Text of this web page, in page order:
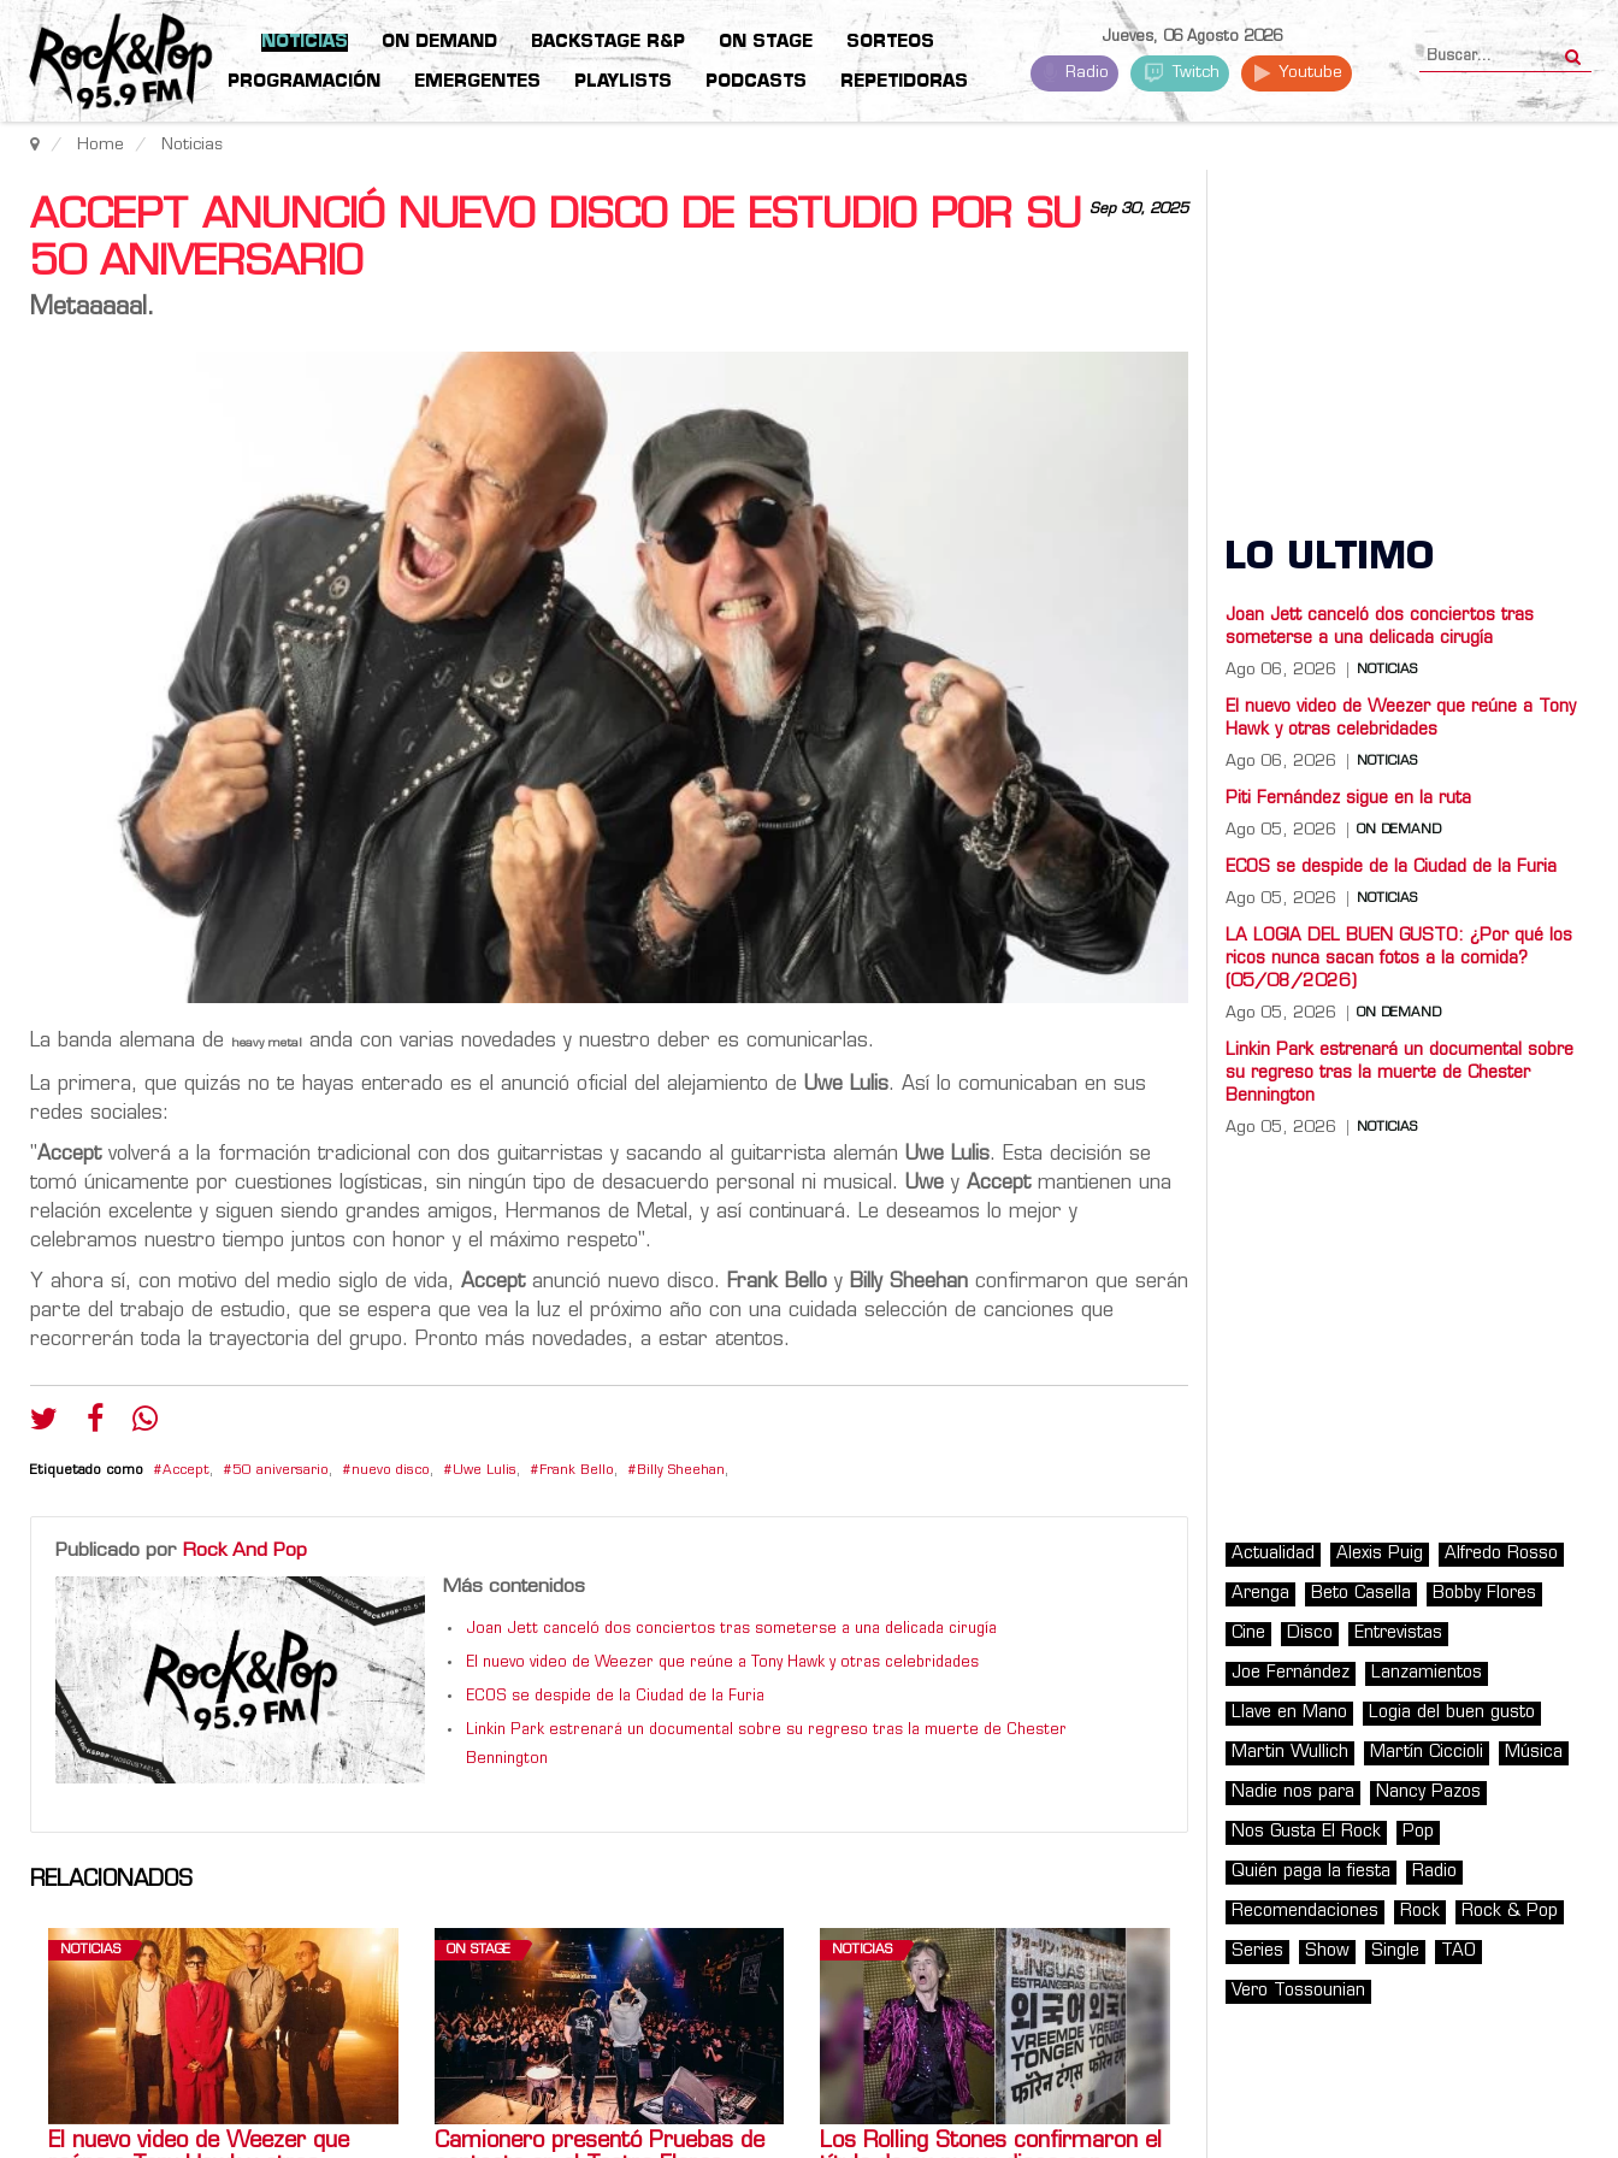
NOTICIAS ON DEMAND BACKSTAGE R&P ON STAGE SORTEOS
PROGRAMACIÓN EMERGENTES PLAYLISTS PODCASTS REPETIDORAS
Jueves, 06 Agosto 2026
Radio Twitch Youtube
Home Noticias
Sep 30, 2025
ACCEPT ANUNCIÓ NUEVO DISCO DE ESTUDIO POR SU
50 ANIVERSARIO
Metaaaaal.
La banda alemana de heavy metal anda con varias novedades y nuestro deber es comunicarlas.
La primera, que quizás no te hayas enterado es el anunció oficial del alejamiento de Uwe Lulis. Así lo comunicaban en sus
redes sociales:
"Acceptvolverá a la formación tradicional con dos guitarristas y sacando al guitarrista alemán Uwe Lulis. Esta decisión se
tomó únicamente por cuestiones logísticas, sin ningún tipo de desacuerdo personal ni musical. Uwe y Acceptmantienen una
relación excelente y siguen siendo grandes amigos, Hermanos de Metal, y así continuará. Le deseamos lo mejor y
celebramos nuestro tiempo juntos con honor y el máximo respeto".
Y ahora sí, con motivo del medio siglo de vida, Acceptanunció nuevo disco. Frank Bello y Billy Sheehan confirmaron que serán
parte del trabajo de estudio, que se espera que vea la luz el próximo año con una cuidada selección de canciones que
recorrerán toda la trayectoria del grupo. Pronto más novedades, a estar atentos.
Etiquetado como Accept, 50 aniversario, nuevo disco, Uwe Lulis, Frank Bello, Billy Sheehan,
Publicado por Rock And Pop
Más contenidos
Joan Jett canceló dos conciertos tras someterse a una delicada cirugía
El nuevo video de Weezer que reúne a Tony Hawk y otras celebridades
ECOS se despide de la Ciudad de la Furia
Linkin Park estrenará un documental sobre su regreso tras la muerte de Chester
Bennington
RELACIONADOS
NOTICIAS
El nuevo video de Weezer que
ON STAGE
Camionero presentó Pruebas de
NOTICIAS
Los Rolling Stones confirmaron el
LO ULTIMO
Joan Jett canceló dos conciertos tras
someterse a una delicada cirugía
Ago 06, 2026 NOTICIAS
El nuevo video de Weezer que reúne a Tony
Hawk y otras celebridades
Ago 06, 2026 NOTICIAS
Piti Fernández sigue en la ruta
Ago 05, 2026 ON DEMAND
ECOS se despide de la Ciudad de la Furia
Ago 05, 2026 NOTICIAS
LA LOGIA DEL BUEN GUSTO: ¿Por qué los
ricos nunca sacan fotos a la comida?
(05/08/2026)
Ago 05, 2026 ON DEMAND
Linkin Park estrenará un documental sobre
su regreso tras la muerte de Chester
Bennington
Ago 05, 2026 NOTICIAS
Actualidad Alexis Puig Alfredo Rosso
Arenga Beto Casella Bobby Flores
Cine Disco Entrevistas
Joe Fernández Lanzamientos
Llave en Mano Logia del buen gusto
Martin Wullich Martín Ciccioli Música
Nadie nos para Nancy Pazos
Nos Gusta El Rock Pop
Quién paga la fiesta Radio
Recomendaciones Rock Rock & Pop
Series Show Single TAO
Vero Tossounian